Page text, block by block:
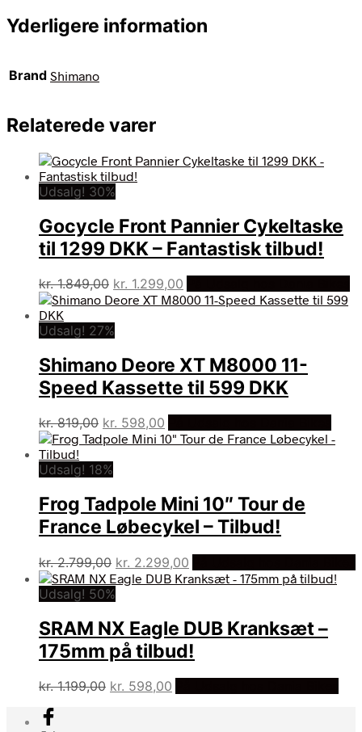
Yderligere information
Brand Shimano
Relaterede varer
Udsalg! 30%
Gocycle Front Pannier Cykeltaske
til 1299 DKK – Fantastisk tilbud!
kr.1.849,00 Den
oprindelige
var:
kr. 1.299,00
aktuelle
Udsalg! 27%
Shimano Deore XT M8000 11-
Speed Kassette til 599 DKK
kr.819,00 Den
oprindelige
var:
kr. 598,00
aktuelle
Udsalg! 18%
Frog Tadpole Mini 10″ Tour de
France Løbecykel – Tilbud!
kr.2.799,00 Den
oprindelige
kr. 2.799,00.
kr. 2.299,00
aktuelle
kr. 2.299,00.
Udsalg! 50%
SRAM NX Eagle DUB Kranksæt –
175mm på tilbud!
kr.1.199,00 Den
kr. 598,00